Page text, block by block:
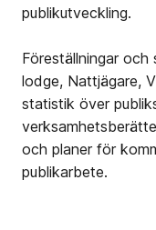
publikutveckling.
Föreställningar
lodge, Nattjägare,
statistik över
och planer för
publikarbete.